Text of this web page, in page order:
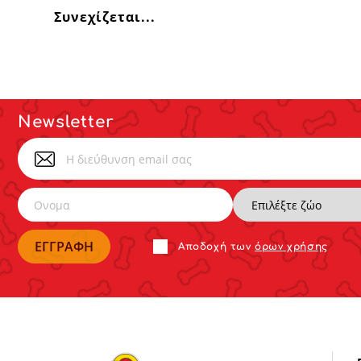
Συνεχίζεται...
Newsletter
Αποδoχή τωνόρων χρήσης